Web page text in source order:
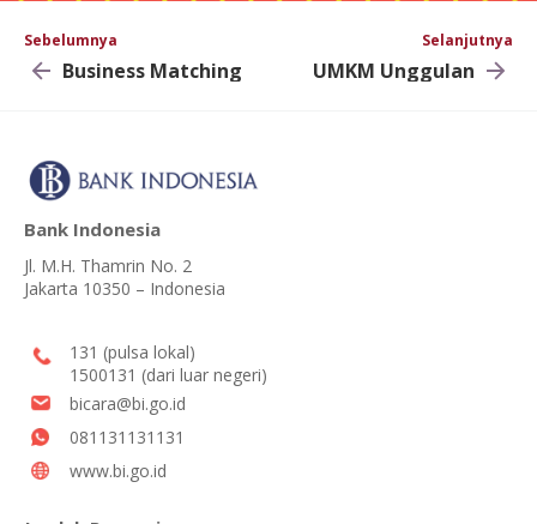
Sebelumnya
Business Matching
Selanjutnya
UMKM Unggulan
Bank Indonesia
Jl. M.H. Thamrin No. 2
Jakarta 10350 – Indonesia
131 (pulsa lokal)
1500131 (dari luar negeri)
bicara@bi.go.id
081131131131
www.bi.go.id